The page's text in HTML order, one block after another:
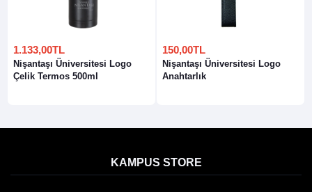
1.133,00TL
Nişantaşı Üniversitesi Logo
Çelik Termos 500ml
150,00TL
Nişantaşı Üniversitesi Logo
Anahtarlık
KAMPUS STORE